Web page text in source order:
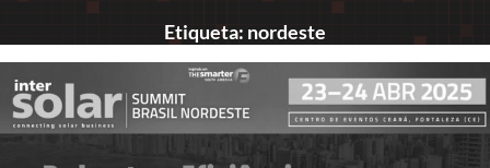
Etiqueta: nordeste